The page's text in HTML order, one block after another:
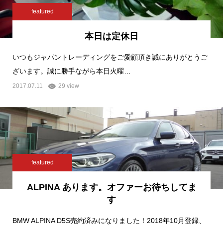
featured
本日は定休日
いつもジャパントレーディングをご愛顧頂き誠にありがとうご
ざいます。誠に勝手ながら本日火曜…
2017.07.11 29 view
featured
ALPINA あります。オファーお待ちしてま
す
BMW ALPINA D5S売約済みになりました！2018年10月登録、